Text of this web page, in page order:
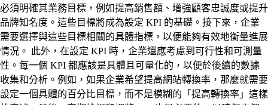
必須明確其業務目標，例如提高銷售額、增強顧客忠誠度或提升
品牌知名度。這些目標將成為設定 KPI 的基礎。接下來，企業
需要選擇與這些目標相關的具體指標，以便能夠有效地衡量進展
情況。 此外，在設定 KPI 時，企業還應考慮到可行性和可測量
性。每一個 KPI 都應該是具體且可量化的，以便於後續的數據
收集和分析。例如，如果企業希望提高網站轉換率，那麼就需要
設定一個具體的百分比目標，而不是模糊的「提高轉換率」這樣